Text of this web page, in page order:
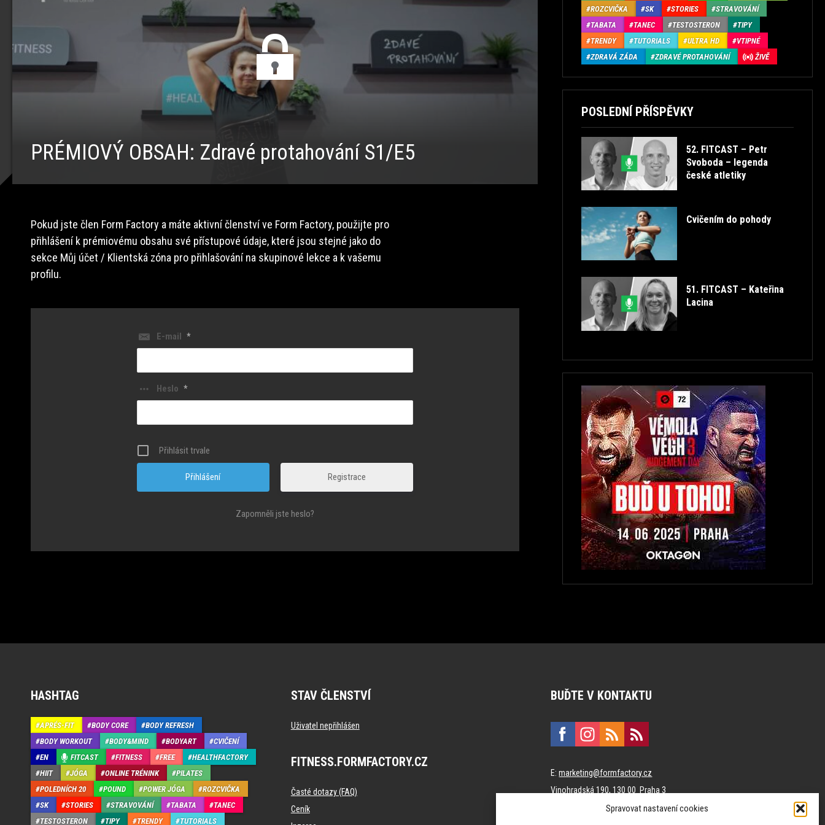
Spravovat nastavení cookies
PRÉMIOVÝ OBSAH: Zdravé protahování S1/E5
Pokud jste člen Form Factory a máte aktivní členství ve Form Factory, použijte pro
přihlášení k prémiovému obsahu své přístupové údaje, které jsou stejné jako do
sekce Můj účet / Klientská zóna pro přihlašování na skupinové lekce a k vašemu
profilu.
E-mail *
Heslo *
Přihlásit trvale
Registrace
Zapomněli jste heslo?
ROZCVIČKA
SK STORIES
STRAVOVÁNÍ
TABATA
TANEC TESTOSTERON
TIPY
TRENDY
TUTORIALS ULTRA HD
VTIPNÉ
ZDRAVÁ ZÁDA
ZDRAVÉ PROTAHOVÁNÍ ŽIVĚ
POSLEDNÍ PŘÍSPĚVKY
52. FITCAST – Petr
Svoboda – legenda
české atletiky
Cvičením do pohody
51. FITCAST – Kateřina
Lacina
HASHTAG
APRÉS-FIT BODY CORE
BODY REFRESH
BODY WORKOUT
BODY&MIND BODYART
CVIČENÍ
EN
FITCAST FITNESS FREE
HEALTHFACTORY
HIIT
JÓGA ONLINE TRÉNINK
PILATES
POLEDNÍCH 20
POUND POWER JÓGA
ROZCVIČKA
SK
STORIES STRAVOVÁNÍ TABATA
TANEC
TESTOSTERON
TIPY TRENDY TUTORIALS
STAV ČLENSTVÍ
Uživatel nepřihlášen
FITNESS.FORMFACTORY.CZ
Časté dotazy (FAQ)
Ceník
BUĎTE V KONTAKTU
E:marketing@formfactory.cz
Vinohradská 190, 130 00 Praha 3